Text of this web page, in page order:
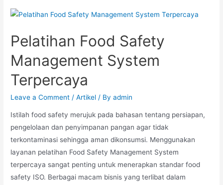
Pelatihan Food Safety
Management System
Terpercaya
Leave a Comment /Artikel / Byadmin
Istilah food safety merujuk pada bahasan tentang persiapan,
pengelolaan dan penyimpanan pangan agar tidak
terkontaminasi sehingga aman dikonsumsi. Menggunakan
layanan pelatihan Food Safety Management System
terpercaya sangat penting untuk menerapkan standar food
safety ISO. Berbagai macam bisnis yang terlibat dalam